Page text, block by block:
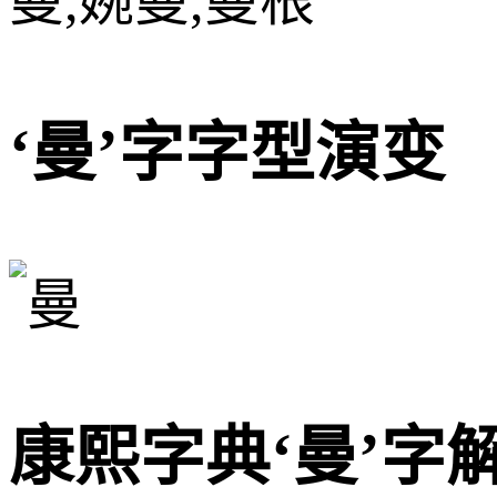
‘曼’字字型演变
康熙字典‘曼’字